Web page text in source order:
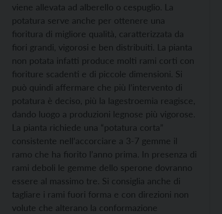
viene allevata ad alberello o cespuglio. La
potatura serve anche per ottenere una
fioritura di migliore qualità, caratterizzata da
fiori grandi, vigorosi e ben distribuiti. La pianta
non potata infatti produce molti rami corti con
fioriture scadenti e di piccole dimensioni. Si
può quindi affermare che più l’intervento di
potatura è deciso, più la lagestroemia reagisce,
dando luogo a produzioni legnose più vigorose.
La pianta richiede una “potatura corta”
consistente nell’accorciare a 3-7 gemme il
ramo che ha fiorito l’anno prima. In presenza di
rami deboli le gemme dello sperone dovranno
essere al massimo tre. Si consiglia anche di
tagliare i rami fuori forma e con direzioni non
volute che alterano la conformazione